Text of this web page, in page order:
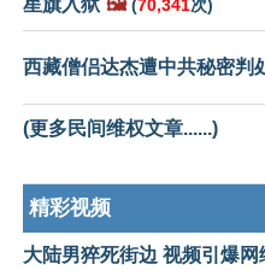
星旗入狱 🖼️ (70,341次)
西藏僧侣达杰遭中共秘密判
(更多民间维权文章......)
精彩视频
大陆男猝死街边 视频引爆网